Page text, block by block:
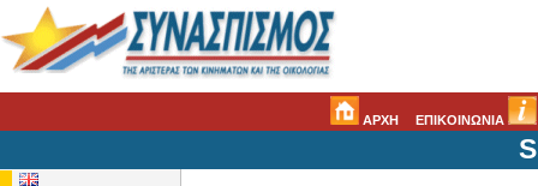
ΑΡΧΗ ΕΠΙΚΟΙΝΩΝΙΑ